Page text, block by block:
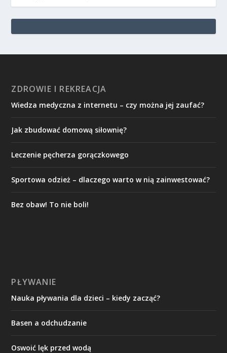
ZDROWIE I REKREACJA
Wiedza medyczna z internetu – czy można jej zaufać?
Jak zbudować domową siłownię?
Leczenie pęcherza gorączkowego
Sportowa odzież – dlaczego warto w nią zainwestować?
Bez obaw! To nie boli!
PŁYWANIE
Nauka pływania dla dzieci – kiedy zacząć?
Basen a odchudzanie
Oswoić lęk przed wodą